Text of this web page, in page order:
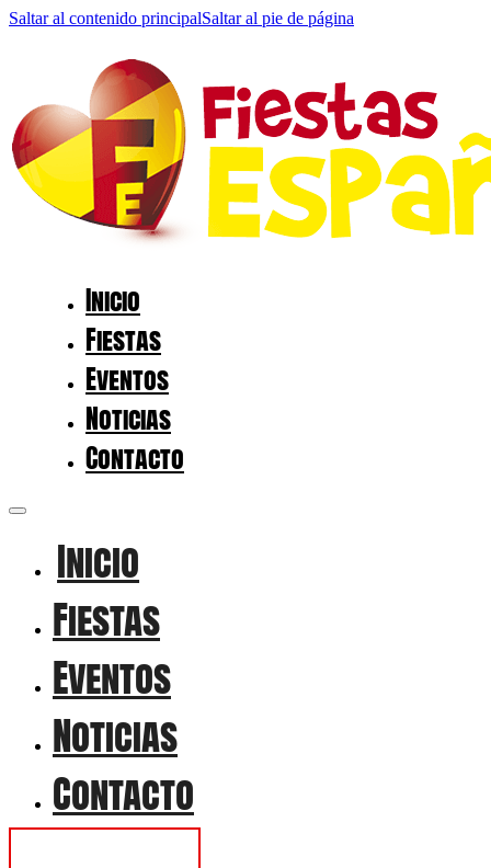
Saltar al contenido principalSaltar al pie de página
Inicio
Fiestas
Eventos
Noticias
Contacto
Inicio
Fiestas
Eventos
Noticias
Contacto